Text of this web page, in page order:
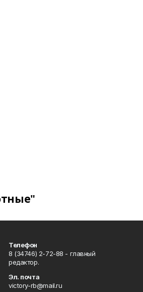
Телефон
8 (34746) 2-72-88 - главный
редактор.
Эл. почта
victory-rb@mail.ru